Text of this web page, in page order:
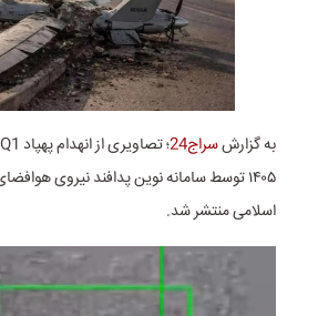
به گزارشسراج24 ؛
۱۴۰۵ توسط سامانه‌ نوین پدافند نیروی
اسلامی منتشر شد.